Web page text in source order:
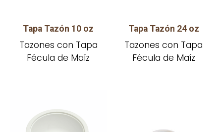
Tapa Tazón 10 oz
Tazones con Tapa
Fécula de Maíz
Tapa Tazón 24 oz
Tazones con Tapa
Fécula de Maíz